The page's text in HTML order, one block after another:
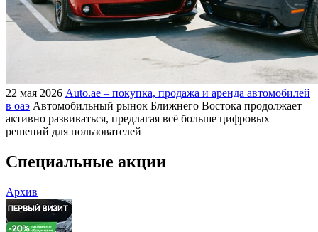
22 мая 2026 Auto.ae – покупка, продажа и аренда автомобилей
в оаэ Автомобильный рынок Ближнего Востока продолжает
активно развиваться, предлагая всё больше цифровых
решений для пользователей
Специальные акции
Архив